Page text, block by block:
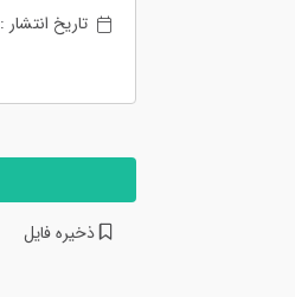
تاریخ انتشار :
ذخیره فایل